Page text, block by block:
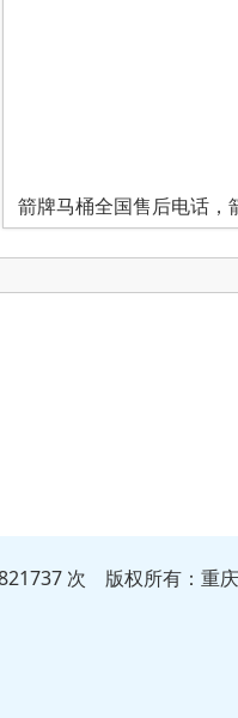
箭牌马桶全国售后电话，
次 版权所有：重